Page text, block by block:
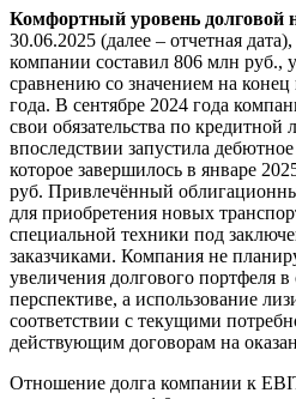
Комфортный уровень долговой
30.06.2025 (далее – отчетная
компании составил 806 млн руб.,
сравнению со значением на
года. В сентябре 2024 года
свои обязательства по
впоследствии запустила
которое завершилось в январе
руб. Привлечённый
для приобретения новых
специальной техники под
заказчиками. Компания не
увеличения долгового портфеля в
перспективе, а использование
соответствии с текущими
действующим договорам на
Отношение долга компании к